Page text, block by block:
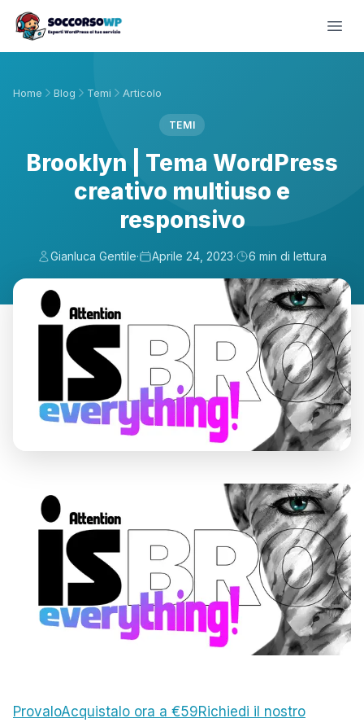
Home Blog Temi Articolo
TEMI
Brooklyn | Tema WordPress
creativo multiuso e
responsivo
Gianluca Gentile· Aprile 24, 2023· 6 min di lettura
ProvaloAcquistalo ora a €59Richiedi il nostro